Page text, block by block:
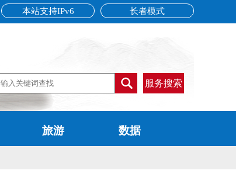
长者模式
本站支持IPv6
服务搜索
旅游 数据